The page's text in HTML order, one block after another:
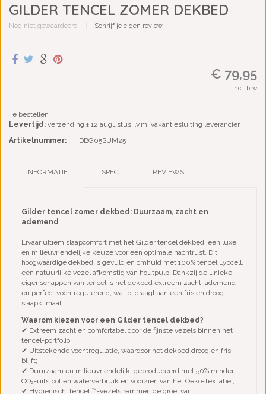
GILDER TENCEL ZOMER DEKBED
Nog niet gewaardeerd Schrijf je eigen review
€ 79,95
Incl. btw
Te bestellen
Levertijd: verzending ± 12 augustus i.v.m. vakantiesluiting leverancier
Artikelnummer:
DBG05SUM25
INFORMATIE SPEC REVIEWS
Gilder tencel zomer dekbed: Duurzaam, zacht en
ademend
Ervaar ultiem slaapcomfort met het Gilder tencel dekbed, een luxe
en milieuvriendelijke keuze voor een optimale nachtrust. Dit
hoogwaardige dekbed is gevuld en omhuld met 100% tencel Lyocell,
een natuurlijke vezel afkomstig van houtpulp. Dankzij de unieke
eigenschappen van tencel is het dekbed extreem zacht, ademend
en perfect vochtregulerend, wat bijdraagt aan een fris en droog
slaapklimaat.
Waarom kiezen voor een Gilder tencel dekbed?
✔ Extreem zacht en comfortabel door de fijnste vezels binnen het
tencel-portfolio;
✔ Uitstekende vochtregulatie, waardoor het dekbed droog en fris
blijft;
✔ Duurzaam en milieuvriendelijk: geproduceerd met 50% minder
CO₂-uitstoot en waterverbruik en voorzien van het Oeko-Tex label;
✔ Hygiënisch: tencel ™-vezels remmen de groei van